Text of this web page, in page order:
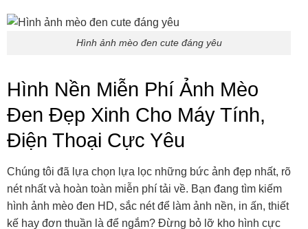
Hình ảnh mèo đen cute đáng yêu
Hình Nền Miễn Phí Ảnh Mèo
Đen Đẹp Xinh Cho Máy Tính,
Điện Thoại Cực Yêu
Chúng tôi đã lựa chọn lựa lọc những bức ảnh đẹp nhất, rõ
nét nhất và hoàn toàn miễn phí tải về. Bạn đang tìm kiếm
hình ảnh mèo đen HD, sắc nét để làm ảnh nền, in ấn, thiết
kế hay đơn thuần là để ngắm? Đừng bỏ lỡ kho hình cực